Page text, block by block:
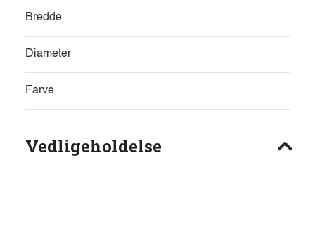
Bredde
Diameter
Farve
Vedligeholdelse